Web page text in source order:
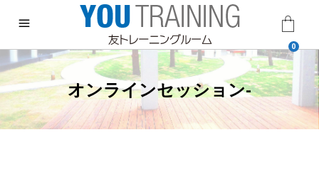
0
オンラインセッション-